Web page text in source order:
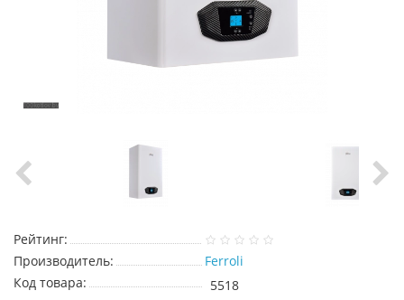
Рейтинг:
Производитель:
Ferroli
Код товара:
5518